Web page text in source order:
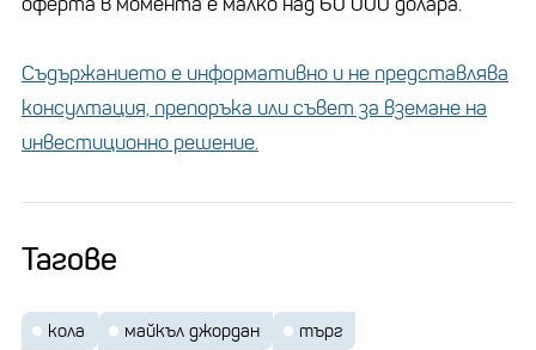
Съдържанието е информативно и не представлява
консултация, препоръка или съвет за вземане на
инвестиционно решение.
Тагове
кола майкъл джордан търг